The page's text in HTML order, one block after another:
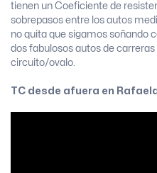
tienen un Coeficiente de
sobrepasos entre los autos
no quita que sigamos soñando
dos fabulosos autos de
circuito/ovalo.
TC desde afuera en